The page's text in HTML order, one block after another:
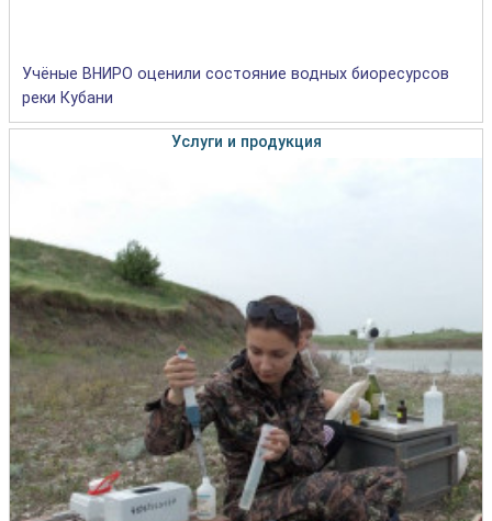
Учёные ВНИРО оценили состояние водных биоресурсов
реки Кубани
Услуги и продукция